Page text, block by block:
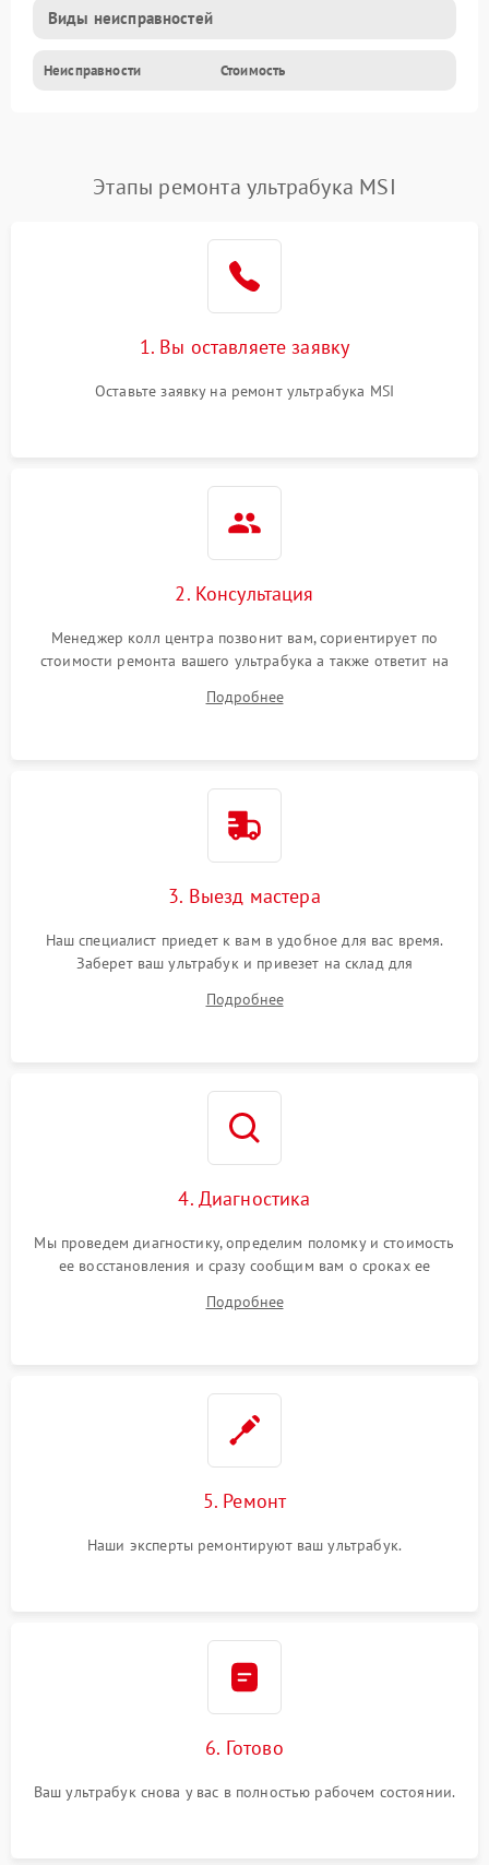
Виды неисправностей
Неисправности Стоимость
Этапы ремонта ультрабука MSI
1. Вы оставляете заявку
Оставьте заявку на ремонт ультрабука MSI
2. Консультация
Менеджер колл центра позвонит вам, сориентирует по
стоимости ремонта вашего ультрабука а также ответит на
Подробнее
3. Выезд мастера
Наш специалист приедет к вам в удобное для вас время.
Заберет ваш ультрабук и привезет на склад для
Подробнее
4. Диагностика
Мы проведем диагностику, определим поломку и стоимость
ее восстановления и сразу сообщим вам о сроках ее
Подробнее
5. Ремонт
Наши эксперты ремонтируют ваш ультрабук.
6. Готово
Ваш ультрабук снова у вас в полностью рабочем состоянии.